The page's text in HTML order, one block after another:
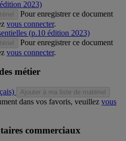
2023)
Pour enregistrer ce document
vous connecter.
(p.10 édition 2023)
Pour enregistrer ce document
vous connecter.
métier
Ajouter à ma liste de matériel
dans vos favoris, veuillez vous
commerciaux